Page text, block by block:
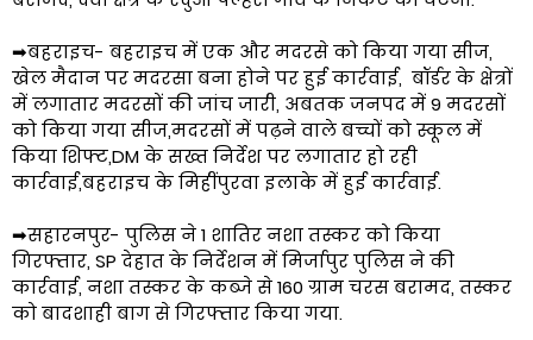
➡बहराइच- बहराइच में एक और मदरसे को किया गया सीज,
खेल मैदान पर मदरसा बना होने पर हुई कार्रवाई, बॉर्डर के क्षेत्रों
में लगातार मदरसों की जांच जारी, अबतक जनपद में 9 मदरसों
को किया गया सीज,मदरसों में पढ़ने वाले बच्चों को स्कूल में
किया शिफ्ट,DM के सख्त निर्देश पर लगातार हो रही
कार्रवाई,बहराइच के मिहींपुरवा इलाके में हुई कार्रवाई.
➡सहारनपुर- पुलिस ने 1 शातिर नशा तस्कर को किया
गिरफ्तार, SP देहात के निर्देशन में मिर्जापुर पुलिस ने की
कार्रवाई, नशा तस्कर के कब्जे से 160 ग्राम चरस बरामद, तस्कर
को बादशाही बाग से गिरफ्तार किया गया.